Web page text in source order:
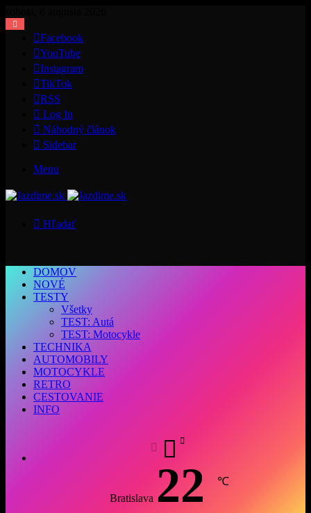
Facebook
YouTube
Instagram
TikTok
RSS
Log In
Náhodný článok
Sidebar
Menu
Hľadať
DOMOV
NOVÉ
TESTY
Všetky
TEST: Autá
TEST: Motocykle
TECHNIKA
AUTOMOBILY
MOTOCYKLE
RETRO
CESTOVANIE
INFO
Bratislava 22 ℃